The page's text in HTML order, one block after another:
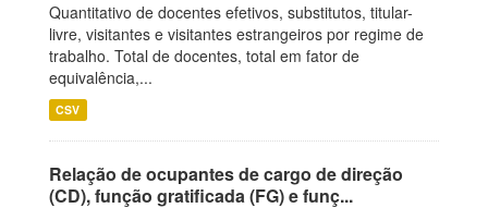
Quantitativo de docentes efetivos, substitutos, titular-
livre, visitantes e visitantes estrangeiros por regime de
trabalho. Total de docentes, total em fator de
equivalência,...
CSV
Relação de ocupantes de cargo de direção
(CD), função gratificada (FG) e funç...